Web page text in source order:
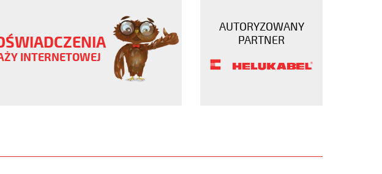
INTERNETOWEJ
AUTORYZOWANY
PARTNER